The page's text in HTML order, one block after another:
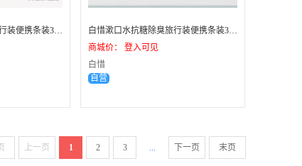
白惜漱口水抗糖除臭旅行装便携条装36盒（箱）--莓语初茶
白惜漱口水抗糖除臭旅行装便携条装36盒（1箱）--柠香凤梨
商城价： 登入可见
白惜
自营
上一页 1 2 3 ... 下一页 末页